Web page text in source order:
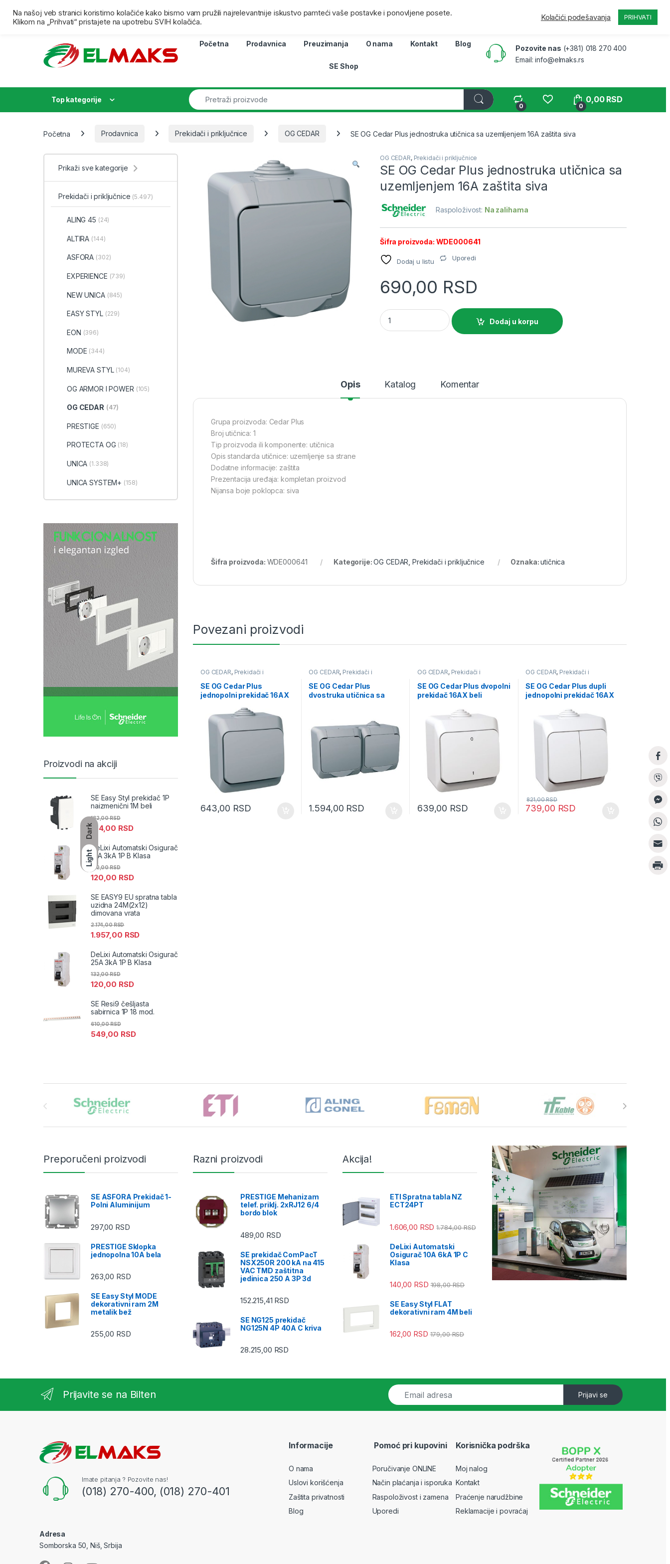
Dark
Light
Besplatna isporuka za porudžbine preko 4000,00 dinara Lokacija Moj nalog
Početna Prodavnica Preuzimanja O nama Kontakt Blog
SE Shop
Pozovite nas (+381) 018 270 400
Email: info@elmaks.rs
Top kategorije
0 0
0,00 RSD
Početna Prodavnica Prekidači i priključnice OG CEDAR SE OG Cedar Plus jednostruka utičnica sa uzemljenjem 16A zaštita siva
OG CEDAR, Prekidači i priključnice
SE OG Cedar Plus jednostruka utičnica sa
uzemljenjem 16A zaštita siva
Raspoloživost: Na zalihama
Šifra proizvoda: WDE000641
Dodaj u listu Uporedi
690,00 RSD
SE OG Cedar Plus jednostruka utičnica sa uzemljenjem 16A zaštita siva quantity
Dodaj u korpu
Opis Katalog Komentar
Grupa proizvoda: Cedar Plus
Broj utičnica: 1
Tip proizvoda ili komponente: utičnica
Opis standarda utičnice: uzemljenje sa strane
Dodatne informacije: zaštita
Prezentacija uređaja: kompletan proizvod
Nijansa boje poklopca: siva
Šifra proizvoda: WDE000641 Kategorije:OG CEDAR ,Prekidači i priključnice Oznaka:utičnica
Povezani proizvodi
OG CEDAR, Prekidači i
SE OG Cedar Plus
jednopolni prekidač 16AX
643,00 RSD
OG CEDAR, Prekidači i
SE OG Cedar Plus
dvostruka utičnica sa
1.594,00 RSD
OG CEDAR, Prekidači i
SE OG Cedar Plus dvopolni
prekidač 16AX beli
639,00 RSD
OG CEDAR, Prekidači i
SE OG Cedar Plus dupli
jednopolni prekidač 16AX
739,00 RSD
821,00RSD
Prikaži sve kategorije
Prekidači i priključnice (5.497)
ALING 45 (24)
ALTIRA (144)
ASFORA (302)
EXPERIENCE (739)
NEW UNICA (845)
EASY STYL (229)
EON (396)
MODE (344)
MUREVA STYL (104)
OG ARMOR I POWER (105)
OG CEDAR (47)
PRESTIGE (650)
PROTECTA OG (18)
UNICA (1.338)
UNICA SYSTEM+ (158)
Proizvodi na akciji
SE Easy Styl prekidač 1P
naizmenični 1M beli
164,00 RSD
182,00RSD
DeLixi Automatski Osigurač
10A 3kA 1P B Klasa
120,00 RSD
132,00RSD
SE EASY9 EU spratna tabla
uzidna 24M(2x12)
dimovana vrata
1.957,00 RSD
2.174,00RSD
DeLixi Automatski Osigurač
25A 3kA 1P B Klasa
120,00 RSD
132,00RSD
SE Resi9 češljasta
sabirnica 1P 18 mod.
549,00 RSD
610,00RSD
Preporučeni proizvodi
SE ASFORA Prekidač 1-
Polni Aluminijum
297,00 RSD
PRESTIGE Sklopka
jednopolna 10A bela
263,00 RSD
SE Easy Styl MODE
dekorativni ram 2M
metalik bež
255,00 RSD
Razni proizvodi
PRESTIGE Mehanizam
telef. priklj. 2xRJ12 6/4
bordo blok
489,00 RSD
SE prekidač ComPacT
NSX250R 200 kA na 415
VAC TMD zaštitna
jedinica 250 A 3P 3d
152.215,41 RSD
SE NG125 prekidač
NG125N 4P 40A C kriva
28.215,00 RSD
Akcija!
ETI Spratna tabla NZ
ECT24PT
1.606,00 RSD 1.784,00RSD
DeLixi Automatski
Osigurač 10A 6kA 1P C
Klasa
140,00 RSD 198,00RSD
SE Easy Styl FLAT
dekorativni ram 4M beli
162,00 RSD 179,00RSD
Prijavite se na Bilten
E
m
a
Prijavi se
Imate pitanja ? Pozovite nas!
(018) 270-400, (018) 270-401
Adresa
Somborska 50, Niš, Srbija
Informacije
O nama
Uslovi korišćenja
Zaštita privatnosti
Blog
Pomoć pri kupovini
Poručivanje ONLINE
Način plaćanja i isporuka
Raspoloživost i zamena
Uporedi
Korisnička podrška
Moj nalog
Kontakt
Praćenje narudžbine
Reklamacije i povraćaj
Na našoj veb stranici koristimo kolačiće kako bismo vam pružili najrelevantnije iskustvo pamteći vaše postavke i ponovljene posete.
Klikom na „Prihvati“ pristajete na upotrebu SVIH kolačića.
Kolačići podešavanja PRIHVATI